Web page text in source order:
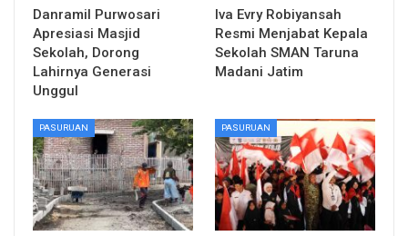
Danramil Purwosari
Apresiasi Masjid
Sekolah, Dorong
Lahirnya Generasi
Unggul
Iva Evry Robiyansah
Resmi Menjabat Kepala
Sekolah SMAN Taruna
Madani Jatim
PASURUAN PASURUAN